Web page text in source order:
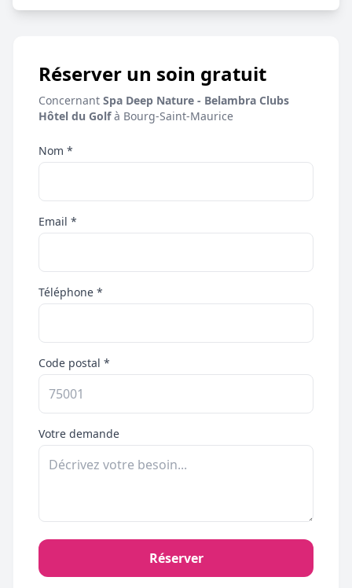
Réserver un soin gratuit
Concernant Spa Deep Nature - Belambra Clubs
Hôtel du Golfà Bourg-Saint-Maurice
Nom *
Email *
Téléphone *
Code postal *
Votre demande
Réserver